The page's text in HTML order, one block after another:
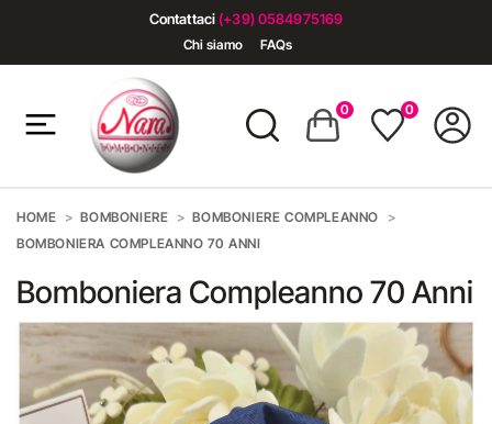
Contattaci (+39) 0584975169
Chi siamo FAQs
0 0
HOME BOMBONIERE
BOMBONIERE COMPLEANNO
BOMBONIERA COMPLEANNO 70 ANNI
Bomboniera Compleanno 70 Anni